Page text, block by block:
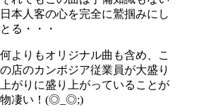
日本人客の心を完全に鷲掴みにし
とる・・・
何よりもオリジナル曲も含め、こ
の店のカンボジア従業員が大盛り
上がりに盛り上がっていることが
物凄い！(◎_◎;)